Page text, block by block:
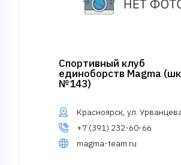
Спортивный клуб
единоборств Magma
№143)
Красноярск, ул.
+7 (391) 232-60-66
magma-team.ru